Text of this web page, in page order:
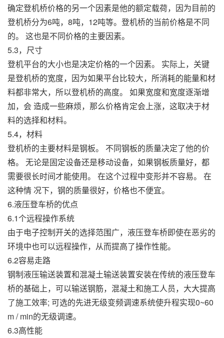
确定登机桥价格的另一个因素是他的额定载荷，因为目前的
登机桥分为6吨，8吨，12吨等。登机桥的当前价格是不同
的。 这也是不同价格的主要因素。
5.3，尺寸
登机平台的大小也是决定价格的一个因素。 实际上，关键
是登机桥的宽度，因为如果平台比较大，所消耗的能量和材
料都非常大，所以登机桥的高度。 如果宽度和宽度逐渐增
加，会 造成一些麻烦，那么价格肯定会上涨，这取决于材
料的选择和材料。
5.4，材料
登机桥的主要材料是钢板。 不同钢板的质量决定了他的价
格。 无论是固定设备还是移动设备，如果钢板质量好，都
需要很长时间才能使用。 在这个过程中变形并不容易。 在
这种情 况下，钢的质量很好，价格也不便宜。
6.液压登车桥的优点
6.1个远程操作系统
由于电子控制开关的选择范围广，液压登车桥即使在恶劣的
环境中也可以远程操作，从而提高了操作性能。
6.2容易走路
钢制液压输送装置和混凝土输送装置安装在传统的液压登车
桥的基础上，可以输送钢筋，混凝土和施工人员，大大提高
了施工效率; 可选的先进无级变频调速系统使升程实现0~60
m / min的无级调速。
6.3高性能